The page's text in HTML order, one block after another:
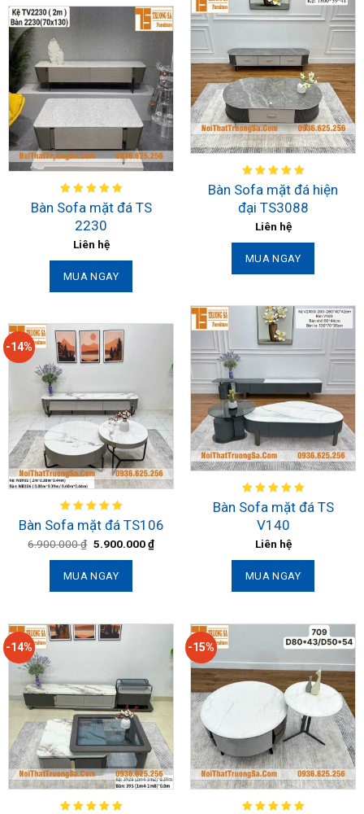
Bàn Sofa mặt đá hiện
đại TS3088
Liên hệ
MUA NGAY
Bàn Sofa mặt đá TS
2230
Liên hệ
MUA NGAY
Bàn Sofa mặt đá TS
V140
Liên hệ
MUA NGAY
-14%
Bàn Sofa mặt đá TS106
6.900.000₫ 5.900.000₫
MUA NGAY
-14% -15%